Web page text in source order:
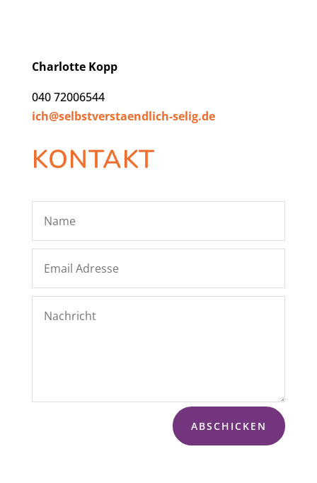
Charlotte Kopp
040 72006544
ich@selbstverstaendlich-selig.de
KONTAKT
ABSCHICKEN